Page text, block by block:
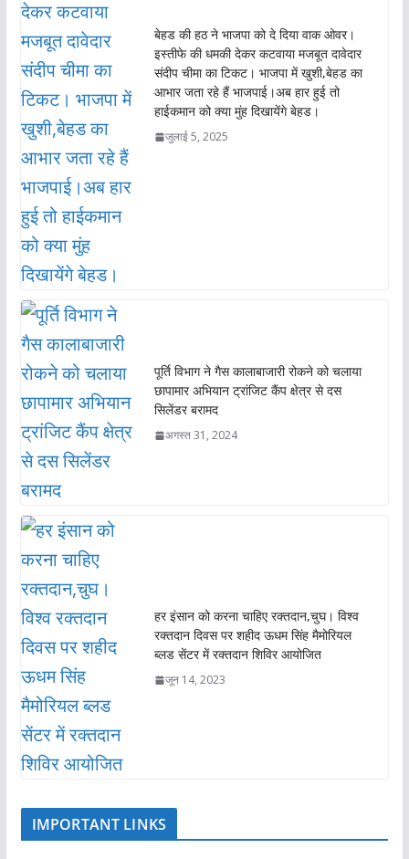
बेहड की हठ ने भाजपा को दे दिया वाक ओवर।
इस्तीफे की धमकी देकर कटवाया मजबूत दावेदार
संदीप चीमा का टिकट। भाजपा में खुशी,बेहड का
आभार जता रहे हैं भाजपाई।अब हार हुई तो
हाईकमान को क्या मुंह दिखायेंगे बेहड।
जुलाई 5, 2025
पूर्ति विभाग ने गैस कालाबाजारी रोकने को चलाया
छापामार अभियान ट्रांजिट कैंप क्षेत्र से दस
सिलेंडर बरामद
अगस्त 31, 2024
हर इंसान को करना चाहिए रक्तदान,चुघ। विश्व
रक्तदान दिवस पर शहीद ऊधम सिंह मैमोरियल
ब्लड सेंटर में रक्तदान शिविर आयोजित
जून 14, 2023
IMPORTANT LINKS